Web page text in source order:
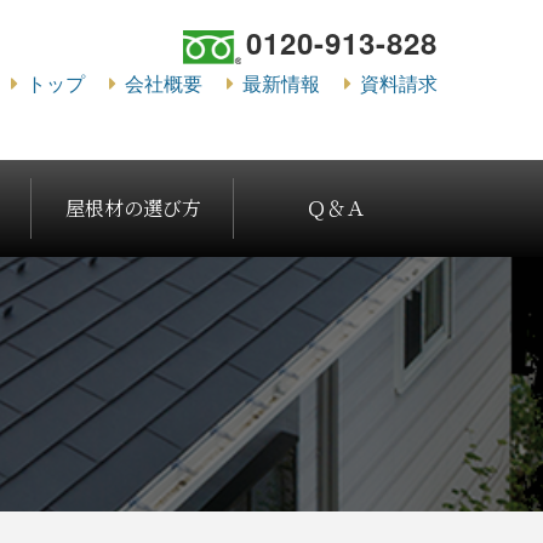
0120-913-828
トップ 会社概要 最新情報 資料請求
屋根材の選び方 Ｑ＆Ａ